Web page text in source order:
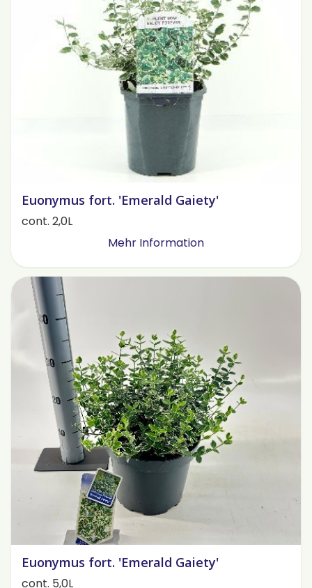
Euonymus fort. 'Emerald Gaiety'
cont. 2,0L
Mehr Information
Euonymus fort. 'Emerald Gaiety'
cont. 5,0L